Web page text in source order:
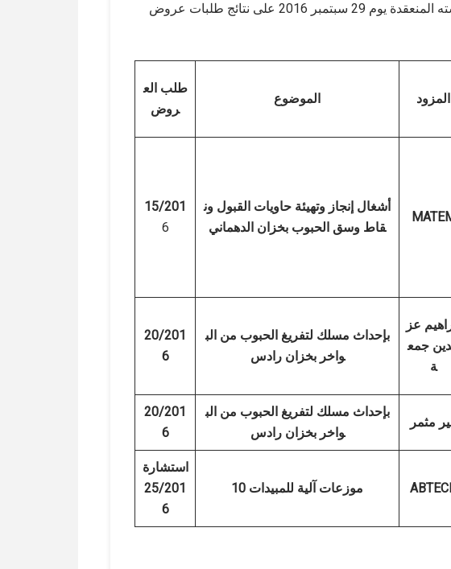
صادق مجلس إدارة ديوان الحبوب خلال جلسته المنعقدة يوم 29 سبتمبر 2016 على نتائج طلبات عروض
المزود الموضوع
طلب الع
روض
أشغال إنجاز وتهيئة حاويات القبول ون
قاط وسق الحبوب بخزان الدهماني
15/201
6
عز
جمع
ة
بإحداث مسلك لتفريغ الحبوب من الب
واخر بخزان رادس
20/201
6
مثمر
بإحداث مسلك لتفريغ الحبوب من الب
واخر بخزان رادس
20/201
6
10 موزعات آلية للمبيدات
استشارة
25/201
6